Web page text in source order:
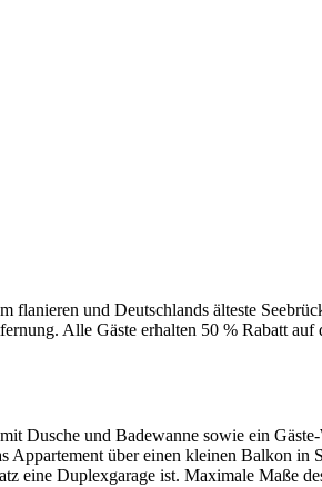
flanieren und Deutschlands älteste
Alle Gäste erhalten 50 % Rabatt auf
Dusche und Badewanne sowie ein
Appartement über einen kleinen Balkon in
eine Duplexgarage ist. Maximale Maße